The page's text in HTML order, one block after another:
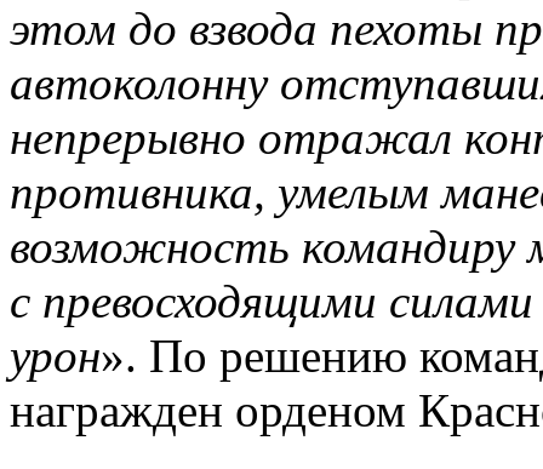
этом до взвода пехоты
автоколонну
непрерывно отражал
противника, умелым
возможность командиру
с превосходящими
урон». По решению
награжден орденом